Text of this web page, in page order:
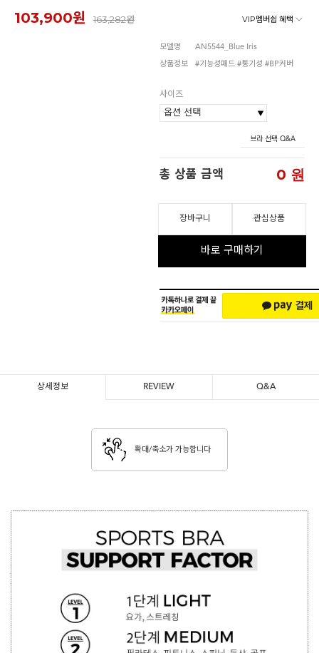
103,900원 163,282원 VIP멤버쉽 혜택
모델명 AN5544_Blue Iris
상품정보 #기능성패드 #통기성 #BP커버
사이즈
브라 선택 Q&A
총 상품 금액 0 원
장바구니 관심상품
바로 구매하기
상세정보 REVIEW Q&A
확대/축소가 가능합니다